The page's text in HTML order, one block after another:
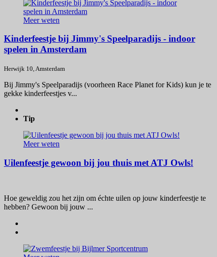
Meer weten
Kinderfeestje bij Jimmy's Speelparadijs - indoor
spelen in Amsterdam
Herwijk 10, Amsterdam
Bij Jimmy's Speelparadijs (voorheen Race Planet for Kids) kun je te
gekke kinderfeestjes v...
Tip
Meer weten
Uilenfeestje gewoon bij jou thuis met ATJ Owls!
Hoe geweldig zou het zijn om échte uilen op jouw kinderfeestje te
hebben? Gewoon bij jouw ...